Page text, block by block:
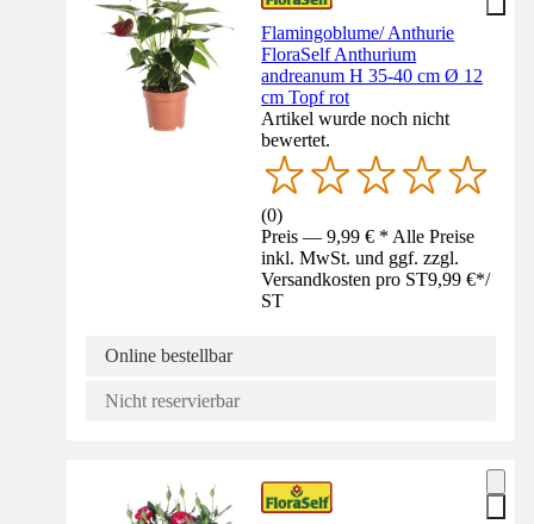
Flamingoblume/ Anthurie
FloraSelf Anthurium
andreanum H 35-40 cm Ø 12
cm Topf rot
Artikel wurde noch nicht
bewertet.
(0)
Preis — 9,99 € * Alle Preise
inkl. MwSt. und ggf. zzgl.
Versandkosten pro ST9,99 €*/
ST
Online bestellbar
Nicht reservierbar